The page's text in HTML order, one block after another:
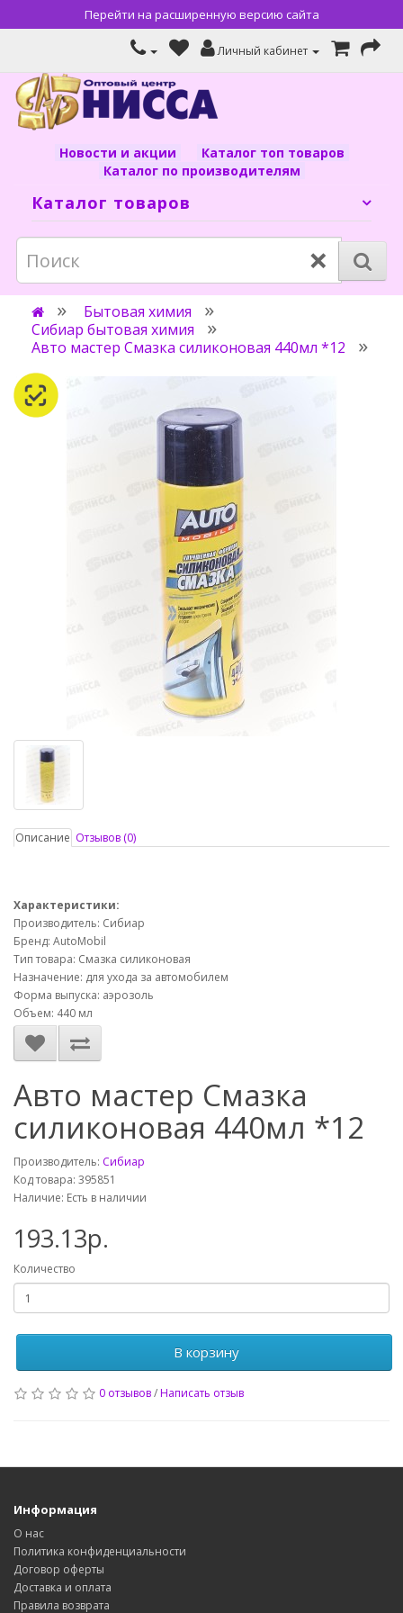
Перейти на расширенную версию сайта
Личный кабинет
Новости и акции
Каталог топ товаров
Каталог по производителям
Каталог товаров
×
Бытовая химия
Сибиар бытовая химия
Авто мастер Смазка силиконовая 440мл *12
Описание Отзывов (0)
Характеристики:
Производитель: Сибиар
Бренд: AutoMobil
Тип товара: Смазка силиконовая
Назначение: для ухода за автомобилем
Форма выпуска: аэрозоль
Объем: 440 мл
Авто мастер Смазка
силиконовая 440мл *12
Производитель: Сибиар
Код товара: 395851
Наличие: Есть в наличии
193.13р.
Количество
В корзину
0 отзывов/Написать отзыв
Информация
О нас
Политика конфиденциальности
Договор оферты
Доставка и оплата
Правила возврата